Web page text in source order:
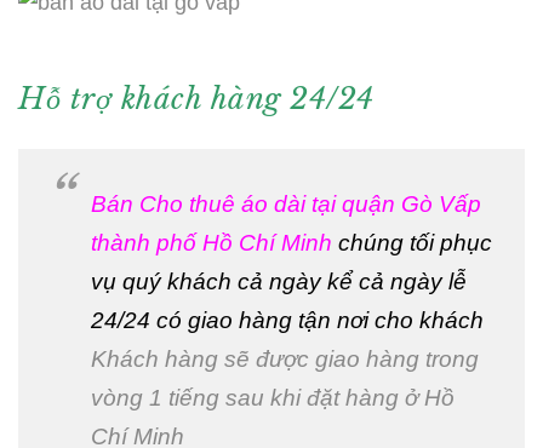
Hỗ trợ khách hàng 24/24
Bán Cho thuê áo dài tại quận Gò Vấp
thành phố Hồ Chí Minh chúng tối phục
vụ quý khách cả ngày kể cả ngày lễ
24/24 có giao hàng tận nơi cho khách
Khách hàng sẽ được giao hàng trong
vòng 1 tiếng sau khi đặt hàng ở Hồ
Chí Minh